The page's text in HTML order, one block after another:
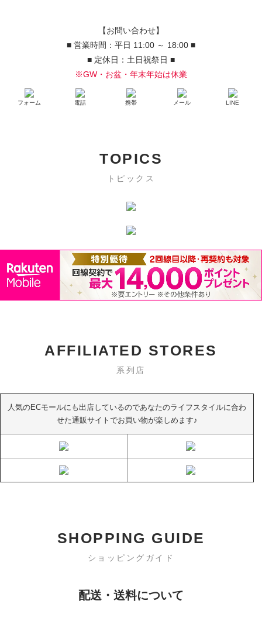
【お問い合わせ】
■ 営業時間：平日 11:00 ～ 18:00 ■
■ 定休日：土日祝祭日 ■
※GW・お盆・年末年始は休業
フォーム 電話 携帯 メール LINE
TOPICS
トピックス
AFFILIATED STORES
系列店
人気のECモールにも出店しているのであなたのライフスタイルに合わ
せた通販サイトでお買い物が楽しめます♪
SHOPPING GUIDE
ショッピングガイド
配送・送料について